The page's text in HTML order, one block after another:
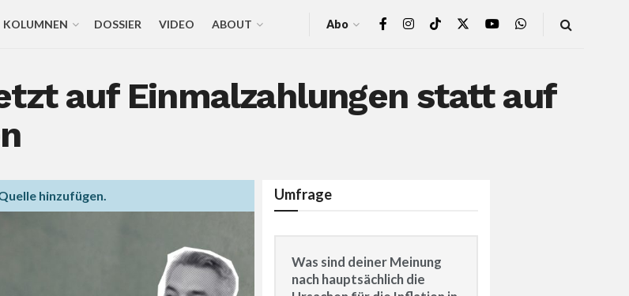
KOLUMNEN DOSSIER VIDEO ABOUT Abo
auf Einmalzahlungen statt auf
hinzufügen. Umfrage
Was sind deiner Meinung
nach hauptsächlich die